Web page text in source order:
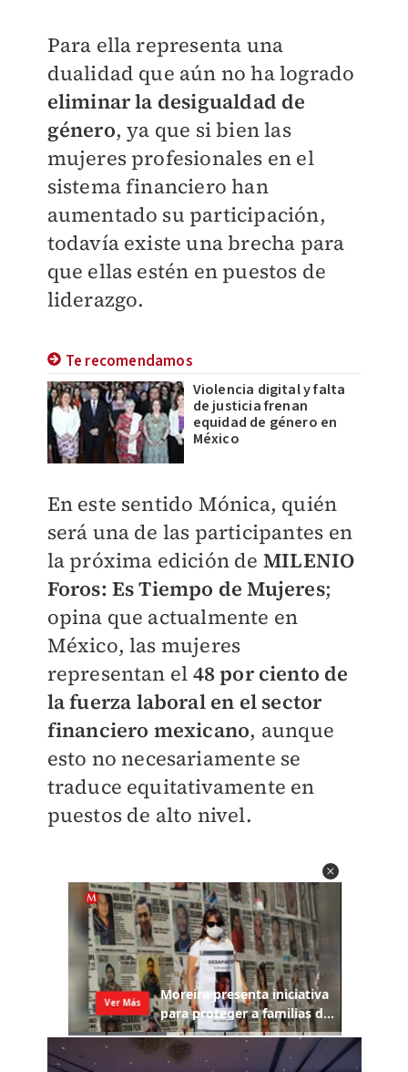
Para ella representa una
dualidad que aún no ha logrado
eliminar la desigualdad de
género, ya que si bien las
mujeres profesionales en el
sistema financiero han
aumentado su participación,
todavía existe una brecha para
que ellas estén en puestos de
liderazgo.
Te recomendamos
Violencia digital y falta
de justicia frenan
equidad de género en
México
En este sentido Mónica, quién
será una de las participantes en
la próxima edición de MILENIO
Foros: Es Tiempo de Mujeres;
opina que actualmente en
México, las mujeres
representan el 48 por ciento de
la fuerza laboral en el sector
financiero mexicano, aunque
esto no necesariamente se
traduce equitativamente en
puestos de alto nivel.